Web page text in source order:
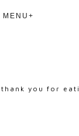
thank you for